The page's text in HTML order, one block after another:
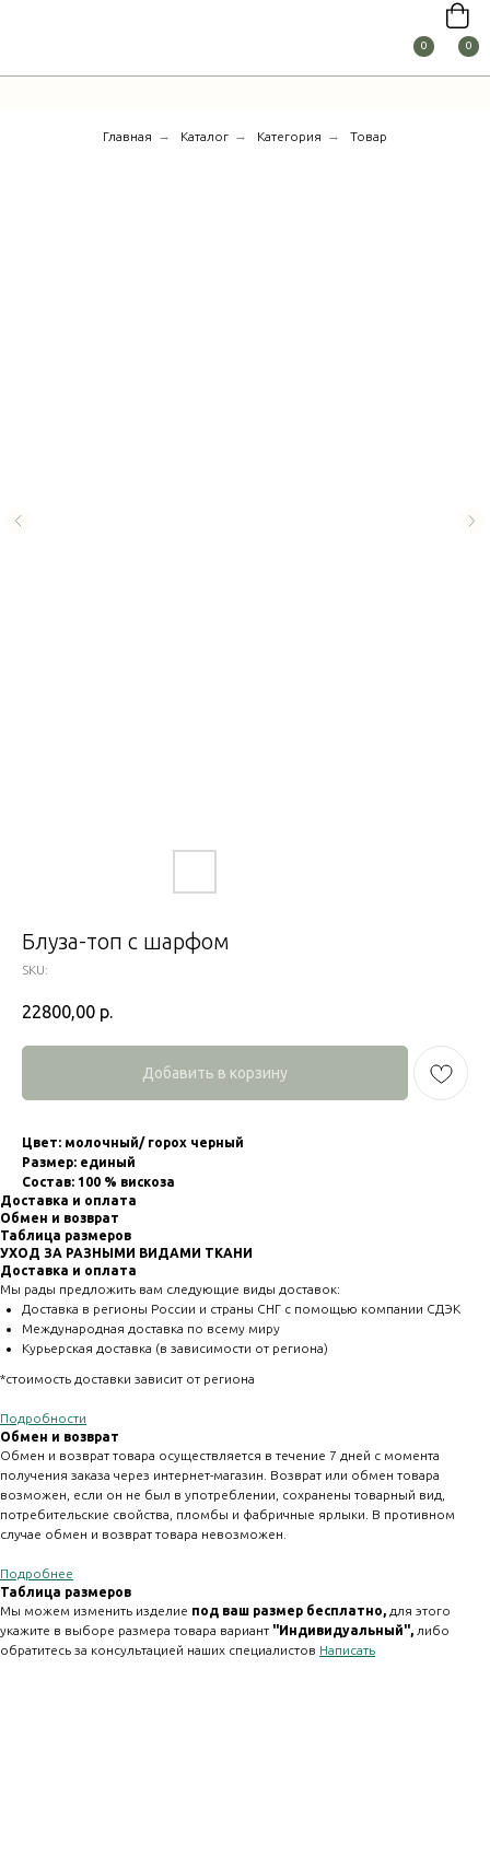
0
0
Главная → Каталог → Категория → Товар
Блуза-топ с шарфом
SKU:
22800,00 р.
Добавить в корзину
Цвет: молочный/ горох черный
Размер: единый
Состав: 100 % вискоза
Доставка и оплата
Обмен и возврат
Таблица размеров
УХОД ЗА РАЗНЫМИ ВИДАМИ ТКАНИ
Доставка и оплата
Мы рады предложить вам следующие виды доставок:
Доставка в регионы России и страны СНГ с помощью компании СДЭК
Международная доставка по всему миру
Курьерская доставка (в зависимости от региона)
*стоимость доставки зависит от региона
Подробности
Обмен и возврат
Обмен и возврат товара осуществляется в течение 7 дней с момента
получения заказа через интернет-магазин. Возврат или обмен товара
возможен, если он не был в употреблении, сохранены товарный вид,
потребительские свойства, пломбы и фабричные ярлыки. В противном
случае обмен и возврат товара невозможен.
Подробнее
Таблица размеров
Мы можем изменить изделие под ваш размер бесплатно, для этого
укажите в выборе размера товара вариант "Индивидуальный" , либо
обратитесь за консультацией наших специалистов Написать